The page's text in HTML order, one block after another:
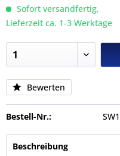
Sofort versandfertig,
Lieferzeit ca. 1-3 Werktage
Bewerten
Bestell-Nr.:
Beschreibung